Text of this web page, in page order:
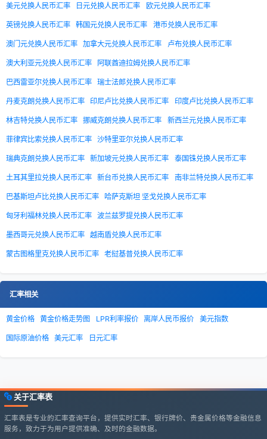
美元兑换人民币汇率 日元兑换人民币汇率 欧元兑换人民币汇率
英镑兑换人民币汇率 韩国元兑换人民币汇率 港币兑换人民币汇率
澳门元兑换人民币汇率 加拿大元兑换人民币汇率 卢布兑换人民币汇率
澳大利亚元兑换人民币汇率 阿联酋迪拉姆兑换人民币汇率
巴西雷亚尔兑换人民币汇率 瑞士法郎兑换人民币汇率
丹麦克朗兑换人民币汇率 印尼卢比兑换人民币汇率 印度卢比兑换人民币汇率
林吉特兑换人民币汇率 挪威克朗兑换人民币汇率 新西兰元兑换人民币汇率
菲律宾比索兑换人民币汇率 沙特里亚尔兑换人民币汇率
瑞典克朗兑换人民币汇率 新加坡元兑换人民币汇率 泰国铢兑换人民币汇率
土耳其里拉兑换人民币汇率 新台币兑换人民币汇率 南非兰特兑换人民币汇率
巴基斯坦卢比兑换人民币汇率 哈萨克斯坦 坚戈兑换人民币汇率
匈牙利福林兑换人民币汇率 波兰兹罗提兑换人民币汇率
墨西哥元兑换人民币汇率 越南盾兑换人民币汇率
蒙古图格里克兑换人民币汇率 老挝基普兑换人民币汇率
汇率相关
黄金价格 黄金价格走势图 LPR利率报价 离岸人民币报价 美元指数
国际原油价格 美元汇率 日元汇率
关于汇率表
汇率表是专业的汇率查询平台，提供实时汇率、银行牌价、贵金属价格等金融信息
服务，致力于为用户提供准确、及时的金融数据。